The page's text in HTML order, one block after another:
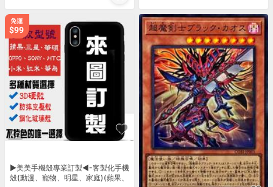
AD
▶︎美美手機殼專業訂製◀︎-客製化手機
殼(動漫、寵物、明星、家庭)(蘋果、